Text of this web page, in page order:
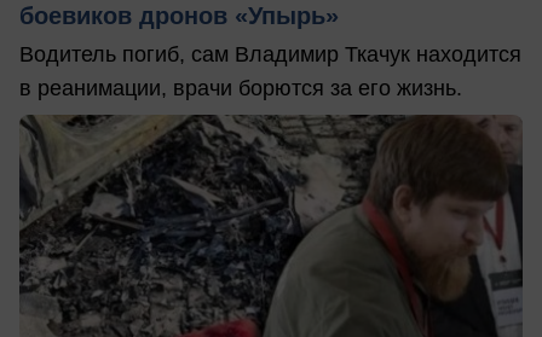
боевиков дронов «Упырь»
Водитель погиб, сам Владимир Ткачук находится
в реанимации, врачи борются за его жизнь.